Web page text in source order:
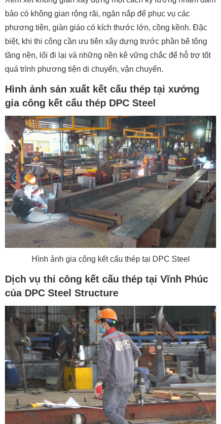
bảo có không gian rộng rãi, ngăn nắp để phục vụ các
phương tiện, giàn giáo có kích thước lớn, cồng kềnh. Đặc
biệt, khi thi công cần ưu tiên xây dựng trước phần bê tông
tầng nền, lối đi lại và những nền kê vững chắc để hỗ trợ tốt
quá trình phương tiện di chuyển, vận chuyển.
Hình ảnh sản xuất kết cấu thép tại xưởng
gia công kết cấu thép DPC Steel
Hình ảnh gia công kết cấu thép tại DPC Steel
Dịch vụ thi công kết cấu thép tại Vĩnh Phúc
của DPC Steel Structure